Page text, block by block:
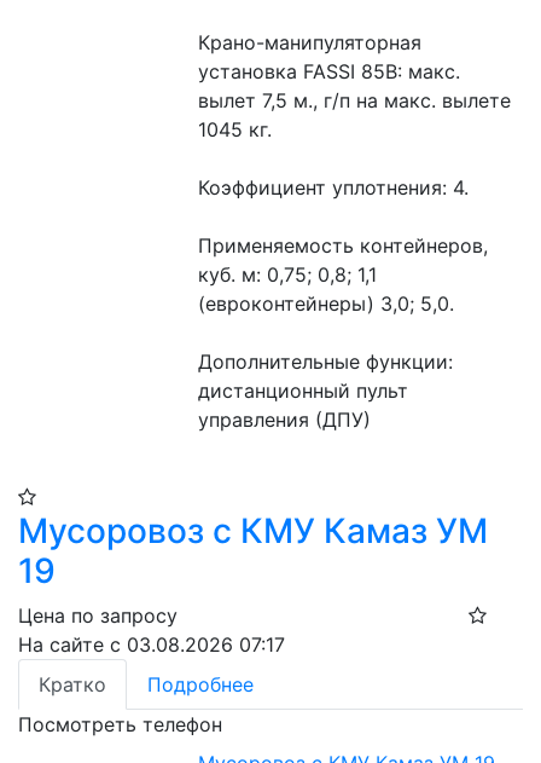
Крано-манипуляторная
установка FASSI 85B: макс.
вылет 7,5 м., г/п на макс. вылете
1045 кг.
Коэффициент уплотнения: 4.
Применяемость контейнеров,
куб. м: 0,75; 0,8; 1,1
(евроконтейнеры) 3,0; 5,0.
Дополнительные функции:
дистанционный пульт
управления (ДПУ)
Мусоровоз с КМУ Камаз УМ
19
Цена по запросу
На сайте с 03.08.2026 07:17
Кратко
Подробнее
Посмотреть телефон